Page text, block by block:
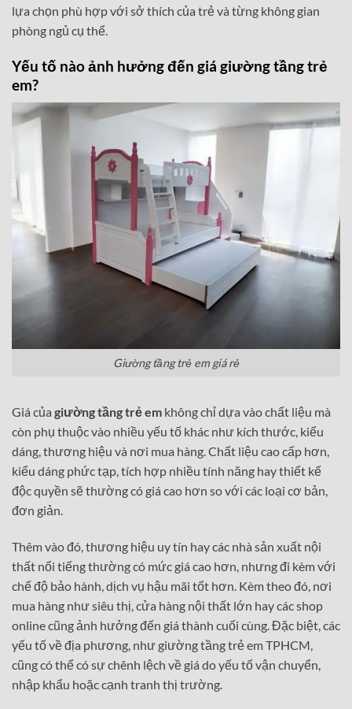
lựa chọn phù hợp với sở thích của trẻ và từng không gian
phòng ngủ cụ thể.
Yếu tố nào ảnh hưởng đến giá giường tầng trẻ
em?
Giường tầng trẻ em giá rẻ
Giá của giường tầng trẻ em không chỉ dựa vào chất liệu mà
còn phụ thuộc vào nhiều yếu tố khác như kích thước, kiểu
dáng, thương hiệu và nơi mua hàng. Chất liệu cao cấp hơn,
kiểu dáng phức tạp, tích hợp nhiều tính năng hay thiết kế
độc quyền sẽ thường có giá cao hơn so với các loại cơ bản,
đơn giản.
Thêm vào đó, thương hiệu uy tín hay các nhà sản xuất nội
thất nổi tiếng thường có mức giá cao hơn, nhưng đi kèm với
chế độ bảo hành, dịch vụ hậu mãi tốt hơn. Kèm theo đó, nơi
mua hàng như siêu thị, cửa hàng nội thất lớn hay các shop
online cũng ảnh hưởng đến giá thành cuối cùng. Đặc biệt, các
yếu tố về địa phương, như giường tầng trẻ em TPHCM,
cũng có thể có sự chênh lệch về giá do yếu tố vận chuyển,
nhập khẩu hoặc cạnh tranh thị trường.